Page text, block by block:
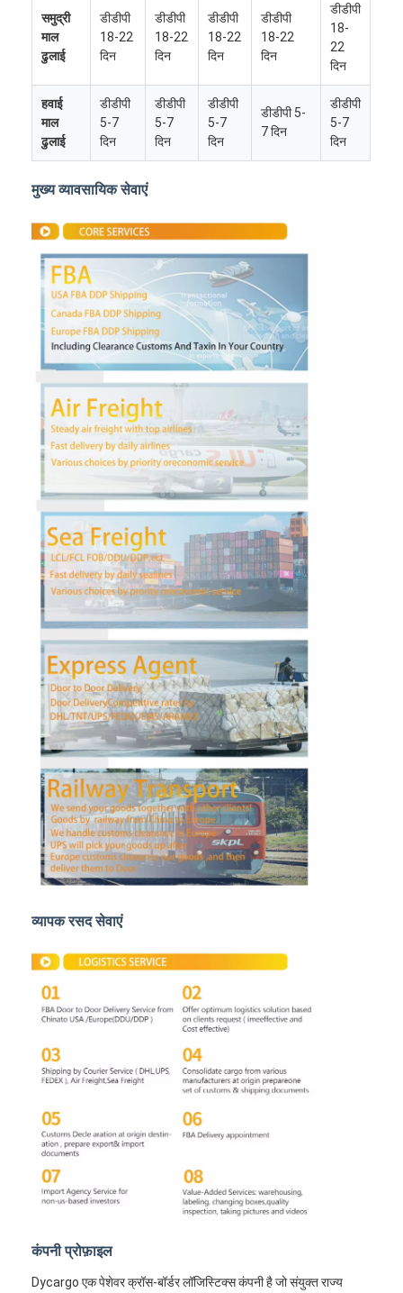
होम
उत्पाद
हमारे बारे में
फैक्टरी यात्रा
गुणवत्ता नियंत्रण
हमसे संपर्क करें
अब बात करें
इंटरनेशनल फ्रेट फॉरवर्ड
हवाई माल ढुलाई
समुद्री माल
चीन से डीडीपी शिपिंग
एक्सप्रेस शिपिंग
गोदाम सेवा
समुद्री
माल
ढुलाई
डीडीपी
18-22
दिन
डीडीपी
18-22
दिन
डीडीपी
18-22
दिन
डीडीपी
18-22
दिन
डीडीपी
18-
22
दिन
हवाई
माल
ढुलाई
डीडीपी
5-7
दिन
डीडीपी
5-7
दिन
डीडीपी
5-7
दिन
डीडीपी 5-
7 दिन
डीडीपी
5-7
दिन
मुख्य व्यावसायिक सेवाएं
व्यापक रसद सेवाएं
कंपनी प्रोफ़ाइल
Dycargo एक पेशेवर क्रॉस-बॉर्डर लॉजिस्टिक्स कंपनी है जो संयुक्त राज्य